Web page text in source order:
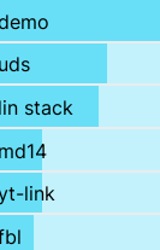
uds
lin stack
md14
link